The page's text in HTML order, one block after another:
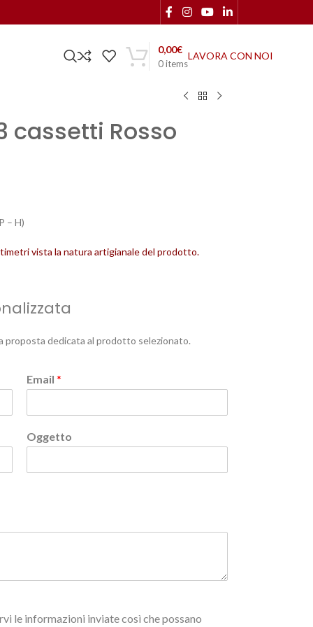
0items
0,00€
LAVORA CON NOI
cassetti Rosso
– H)
vista la natura artigianale del prodotto.
proposta dedicata al prodotto selezionato.
Email *
Oggetto
le informazioni inviate così che possano